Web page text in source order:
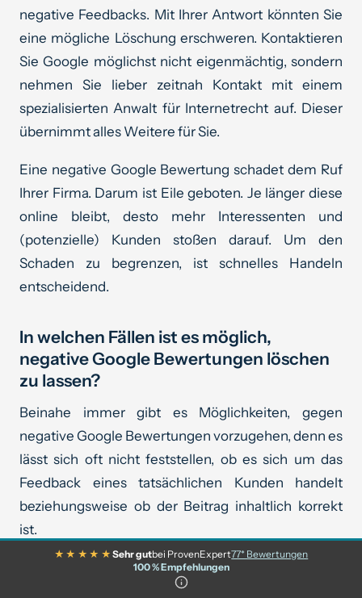
negative Feedbacks. Mit Ihrer Antwort könnten Sie
eine mögliche Löschung erschweren. Kontaktieren
Sie Google möglichst nicht eigenmächtig, sondern
nehmen Sie lieber zeitnah Kontakt mit einem
spezialisierten Anwalt für Internetrecht auf. Dieser
übernimmt alles Weitere für Sie.
Eine negative Google Bewertung schadet dem Ruf
Ihrer Firma. Darum ist Eile geboten. Je länger diese
online bleibt, desto mehr Interessenten und
(potenzielle) Kunden stoßen darauf. Um den
Schaden zu begrenzen, ist schnelles Handeln
entscheidend.
In welchen Fällen ist es möglich,
negative Google Bewertungen löschen
zu lassen?
Beinahe immer gibt es Möglichkeiten, gegen
negative Google Bewertungen vorzugehen, denn es
lässt sich oft nicht feststellen, ob es sich um das
Feedback eines tatsächlichen Kunden handelt
beziehungsweise ob der Beitrag inhaltlich korrekt
ist.
Dabei ist nicht wichtig, ob echte Namen,
Pseudonyme oder Fantasienamen verwendet
★★★★★Sehr gutbei ProvenExpert77* Bewertungen
100 % Empfehlungen